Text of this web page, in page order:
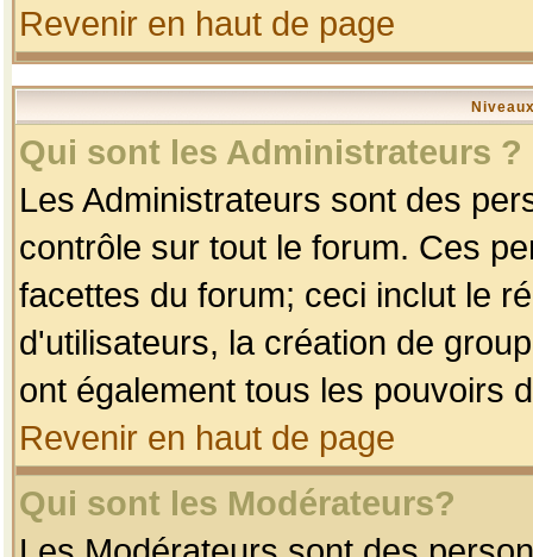
Revenir en haut de page
Qui sont les Administrateurs ?
Les Administrateurs sont des
contrôle sur tout le forum. Ces
facettes du forum; ceci inclut le
d'utilisateurs, la création de
ont également tous les pouvoirs
Revenir en haut de page
Qui sont les Modérateurs?